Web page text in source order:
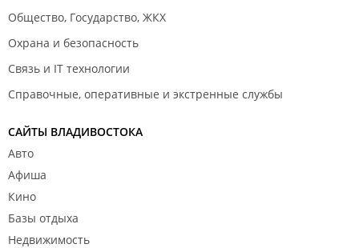
Общество, Государство, ЖКХ
Охрана и безопасность
Связь и IT технологии
Справочные, оперативные и экстренные службы
САЙТЫ ВЛАДИВОСТОКА
Авто
Афиша
Кино
Базы отдыха
Недвижимость